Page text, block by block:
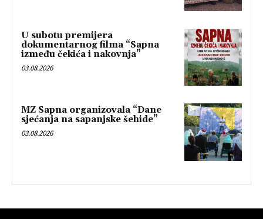
U subotu premijera
dokumentarnog filma “Sapna
između čekića i nakovnja”
03.08.2026
MZ Sapna organizovala “Dane
sjećanja na sapanjske šehide”
03.08.2026